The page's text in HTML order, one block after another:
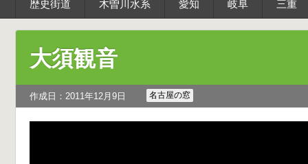
歴史街道 木曽川水系 愛知 岐阜 三重
大須観音
作成日：2011年12月9日 名古屋の窓